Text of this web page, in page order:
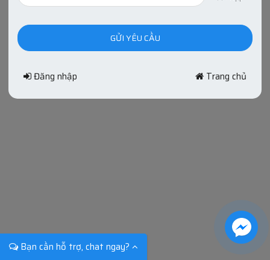
Đăng nhập Trang chủ
Bạn cần hỗ trợ, chat ngay?